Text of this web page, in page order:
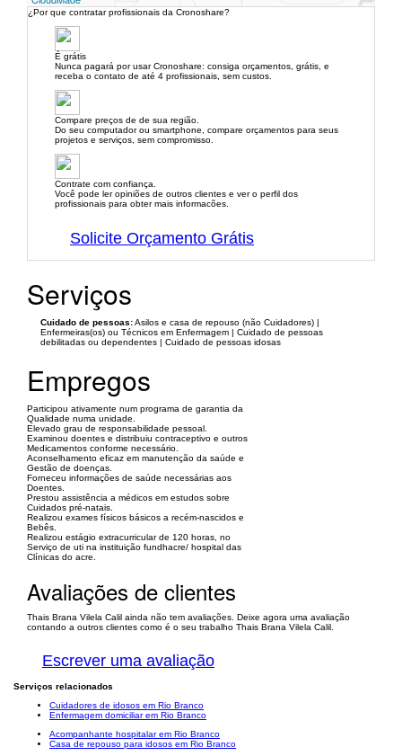
¿Por que contratar profissionais da Cronoshare?
É grátis
Nunca pagará por usar Cronoshare: consiga orçamentos, grátis, e
receba o contato de até 4 profissionais, sem custos.
Compare preços de de sua região.
Do seu computador ou smartphone, compare orçamentos para seus
projetos e serviços, sem compromisso.
Contrate com confiança.
Você pode ler opiniões de outros clientes e ver o perfil dos
profissionais para obter mais informacões.
Solicite Orçamento Grátis
Serviços
Cuidado de pessoas:Asilos e casa de repouso (não Cuidadores) |
Enfermeiras(os) ou Técnicos em Enfermagem | Cuidado de pessoas
debilitadas ou dependentes | Cuidado de pessoas idosas
Empregos
Participou ativamente num programa de garantia da
Qualidade numa unidade.
Elevado grau de responsabilidade pessoal.
Examinou doentes e distribuiu contraceptivo e outros
Medicamentos conforme necessário.
Aconselhamento eficaz em manutenção da saúde e
Gestão de doenças.
Forneceu informações de saúde necessárias aos
Doentes.
Prestou assistência a médicos em estudos sobre
Cuidados pré-natais.
Realizou exames físicos básicos a recém-nascidos e
Bebês.
Realizou estágio extracurricular de 120 horas, no
Serviço de uti na instituição fundhacre/ hospital das
Clínicas do acre.
Avaliações de clientes
Thais Brana Vilela Calil ainda não tem avaliações. Deixe agora uma avaliação
contando a outros clientes como é o seu trabalho Thais Brana Vilela Calil.
Escrever uma avaliação
Serviços relacionados
Cuidadores de idosos em Rio Branco
Enfermagem domiciliar em Rio Branco
Acompanhante hospitalar em Rio Branco
Casa de repouso para idosos em Rio Branco